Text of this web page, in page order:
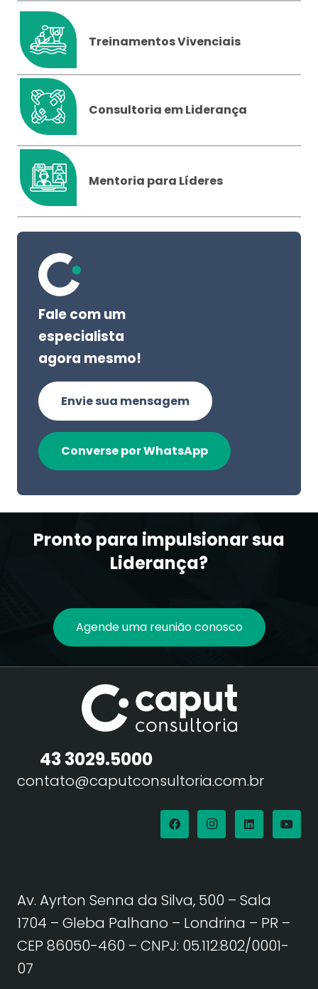
Treinamentos Vivenciais
Consultoria em Liderança
Mentoria para Líderes
Fale com um
especialista
agora mesmo!
Envie sua mensagem
Converse por WhatsApp
Pronto para impulsionar sua
Liderança?
Agende uma reunião conosco
43 3029.5000
contato@caputconsultoria.com.br
Av. Ayrton Senna da Silva, 500 – Sala
1704 – Gleba Palhano – Londrina – PR –
CEP 86050-460 – CNPJ: 05.112.802/0001-
07